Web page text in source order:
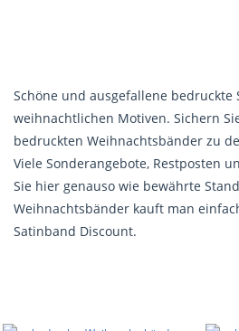
Schöne und ausgefallene
weihnachtlichen Motiven. Sichern
bedruckten Weihnachtsbänder zu
Viele Sonderangebote, Restposten
Sie hier genauso wie bewährte
Weihnachtsbänder kauft man
Satinband Discount.